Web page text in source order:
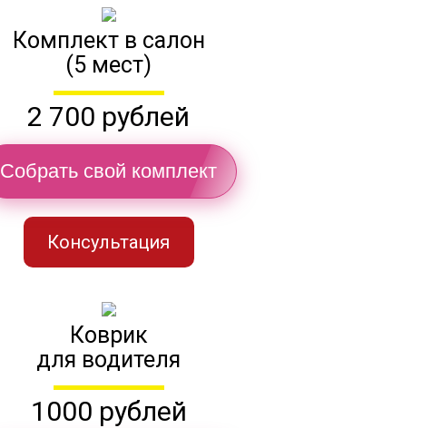
Комплект в салон
(5 мест)
2 700 рублей
Собрать свой комплект
Консультация
Коврик
для водителя
1000 рублей